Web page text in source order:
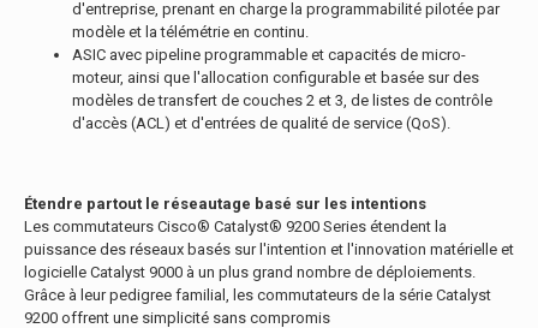
d'entreprise, prenant en charge la programmabilité pilotée par
modèle et la télémétrie en continu.
ASIC avec pipeline programmable et capacités de micro-
moteur, ainsi que l'allocation configurable et basée sur des
modèles de transfert de couches 2 et 3, de listes de contrôle
d'accès (ACL) et d'entrées de qualité de service (QoS).
Étendre partout le réseautage basé sur les intentions
Les commutateurs Cisco® Catalyst® 9200 Series étendent la
puissance des réseaux basés sur l'intention et l'innovation matérielle et
logicielle Catalyst 9000 à un plus grand nombre de déploiements.
Grâce à leur pedigree familial, les commutateurs de la série Catalyst
9200 offrent une simplicité sans compromis